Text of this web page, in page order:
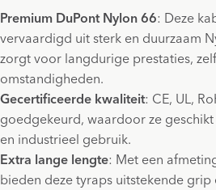
Premium DuPont Nylon 66: Deze
vervaardigd uit sterk en duurzaam
zorgt voor langdurige prestaties,
omstandigheden.
Gecertificeerde kwaliteit: CE, UL,
goedgekeurd, waardoor ze
en industrieel gebruik.
Extra lange lengte: Met een
bieden deze tyraps uitstekende